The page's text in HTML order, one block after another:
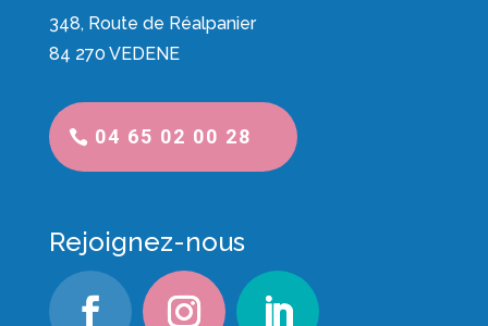
348, Route de Réalpanier
84 270 VEDENE
04 65 02 00 28
Rejoignez-nous